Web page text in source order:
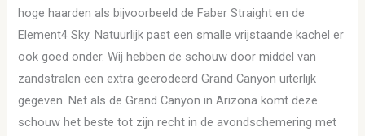
hoge haarden als bijvoorbeeld de Faber Straight en de
Element4 Sky. Natuurlijk past een smalle vrijstaande kachel er
ook goed onder. Wij hebben de schouw door middel van
zandstralen een extra geerodeerd Grand Canyon uiterlijk
gegeven. Net als de Grand Canyon in Arizona komt deze
schouw het beste tot zijn recht in de avondschemering met